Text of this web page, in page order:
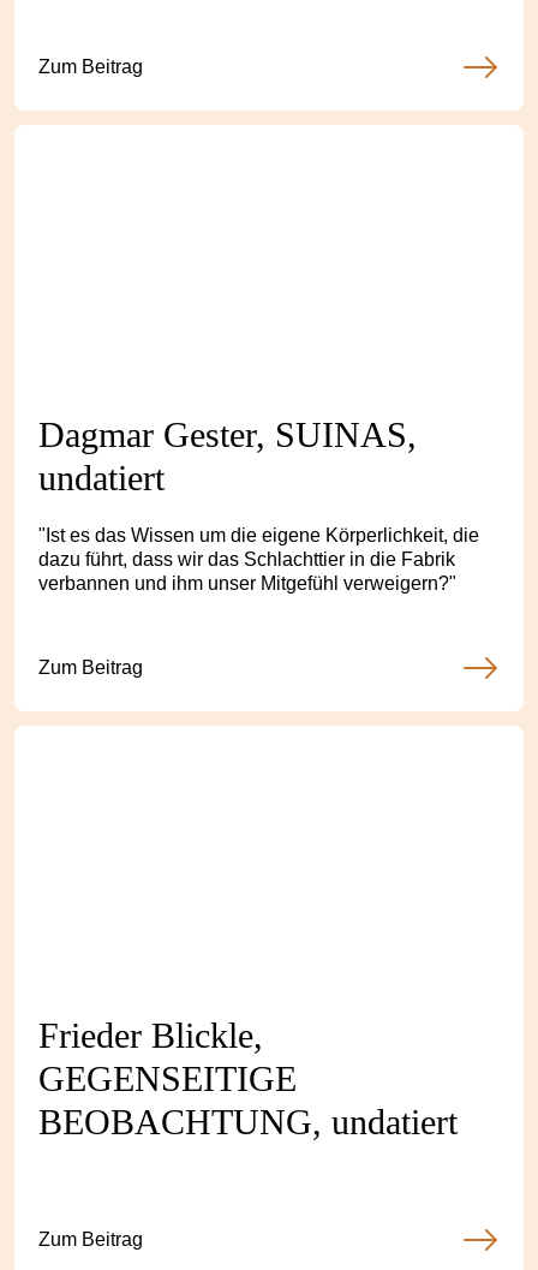
Zum Beitrag
Dagmar Gester, SUINAS,
undatiert
"Ist es das Wissen um die eigene Körperlichkeit, die
dazu führt, dass wir das Schlachttier in die Fabrik
verbannen und ihm unser Mitgefühl verweigern?"
Zum Beitrag
Frieder Blickle,
GEGENSEITIGE
BEOBACHTUNG, undatiert
Zum Beitrag